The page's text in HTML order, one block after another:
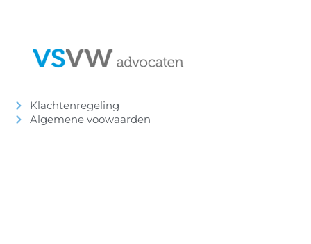
Klachtenregeling
Algemene voowaarden